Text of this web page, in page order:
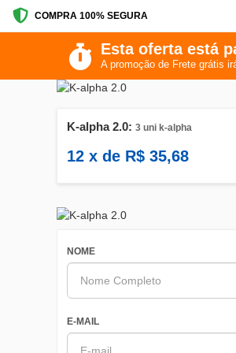
COMPRA 100% SEGURA
Esta oferta está
A promoção de Frete grátis
K-alpha 2.0: 3 uni k-alpha
12 x de R$ 35,68
NOME
E-MAIL